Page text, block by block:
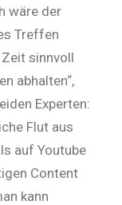
wäre der
Treffen
sinnvoll
abhalten“,
Experten:
Flut aus
auf Youtube
Content
kann